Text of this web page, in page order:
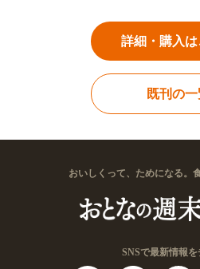
詳細・購入は
既刊の
おいしくって、ためになる。
SNSで最新情報を